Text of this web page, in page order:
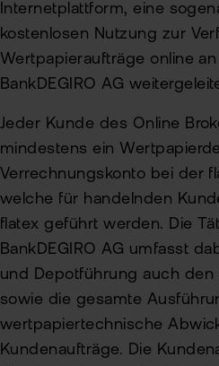
Internetplattform, eine
kostenlosen Nutzung zur
Wertpapieraufträge online
BankDEGIRO AG
Jeder Kunde des Online
mindestens ein
Verrechnungskonto bei der
welche für handelnden
flatex geführt werden. Die
BankDEGIRO AG umfasst
und Depotführung auch den
sowie die gesamte
wertpapiertechnische
Kundenaufträge. Die